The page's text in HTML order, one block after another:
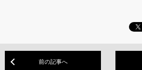
前の記事へ